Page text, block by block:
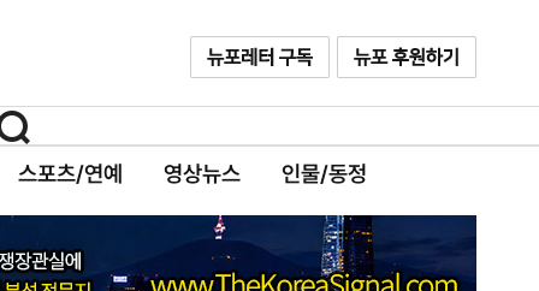
스포츠/연예 영상뉴스 인물/동정